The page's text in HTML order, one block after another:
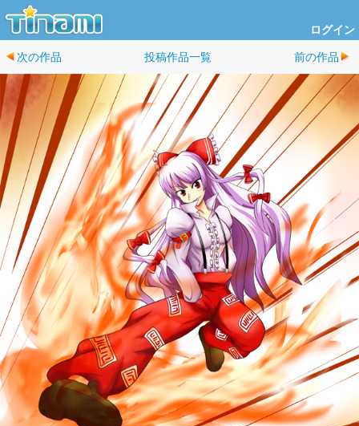
ログイン
次の作品 投稿作品一覧 前の作品